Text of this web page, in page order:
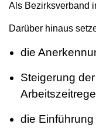
Als Bezirksverband
Darüber hinaus
die
Steigerung
die